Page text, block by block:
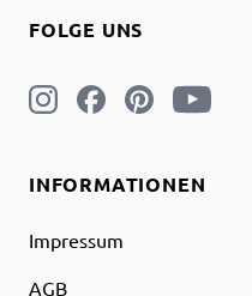
INFORMATIONEN
Impressum
AGB
FOLGE UNS